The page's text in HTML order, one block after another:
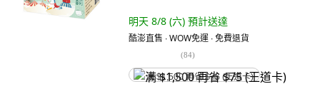
明天 8/8 (六) 預計送達
酷澎直售 ∙ WOW免運 ∙ 免費退貨
(84)
满 $1,500 再省 $75 (王道卡)